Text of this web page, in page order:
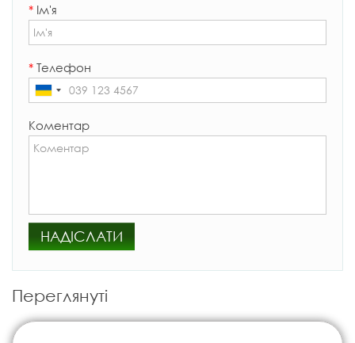
* Ім'я
* Телефон
Коментар
НАДІСЛАТИ
Переглянуті